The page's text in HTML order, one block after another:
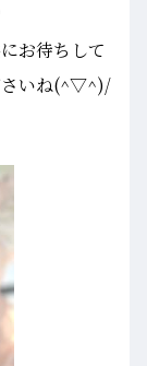
お待ちして
さいね(^▽^)/